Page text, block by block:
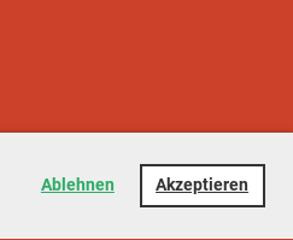
Ablehnen Akzeptieren